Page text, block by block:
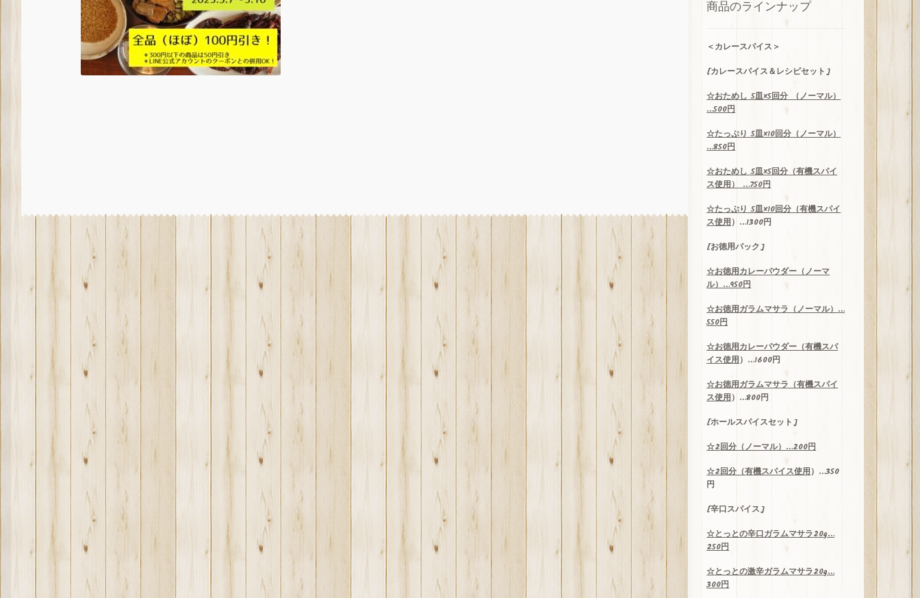
商品のラインナップ
＜カレースパイス＞
[カレースパイス＆レシピセット]
☆おためし5皿×5回分（ノーマル）
…500円
☆たっぷり5皿×10回分（ノーマル）
…850円
☆おためし5皿×5回分（有機スパイ
ス使用）…750円
☆たっぷり5皿×10回分（有機スパイ
ス使用）…1300円
[お徳用パック]
☆お徳用カレーパウダー（ノーマ
ル）…950円
☆お徳用ガラムマサラ（ノーマル）…
550円
☆お徳用カレーパウダー（有機スパ
イス使用）…1600円
☆お徳用ガラムマサラ（有機スパイ
ス使用）…800円
[ホールスパイスセット]
☆2回分（ノーマル）…200円
☆2回分（有機スパイス使用）…350
円
[辛口スパイス]
☆とっとの辛口ガラムマサラ20g…
250円
☆とっとの激辛ガラムマサラ20g…
300円